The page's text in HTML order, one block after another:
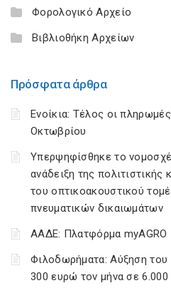
Φορολογικό Αρχείο
Βιβλιοθήκη Αρχείων
Πρόσφατα άρθρα
Ενοίκια: Τέλος οι
Οκτωβρίου
Υπερψηφίσθηκε το
ανάδειξη της πολιτιστικής
του οπτικοακουστικού
πνευματικών δικαιωμάτων
ΑΑΔΕ: Πλατφόρμα myAGRO
Φιλοδωρήματα: Αύξηση
300 ευρώ τον μήνα σε